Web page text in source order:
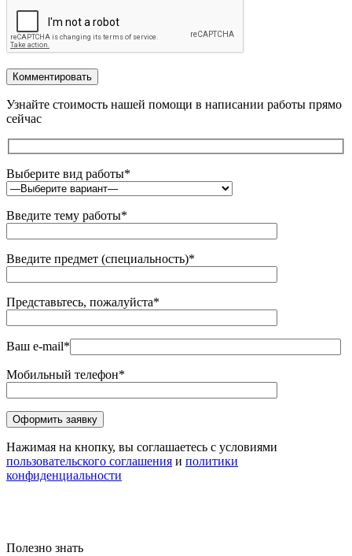
Комментировать
Узнайте стоимость нашей помощи в написании работы прямо
сейчас
Выберите вид работы*
Введите тему работы*
Введите предмет (специальность)*
Представьтесь, пожалуйста*
Ваш e-mail*
Мобильный телефон*
Нажимая на кнопку, вы соглашаетесь с условиями
пользовательского соглашения и политики
конфиденциальности
пустым.
поле
это
Полезно знать